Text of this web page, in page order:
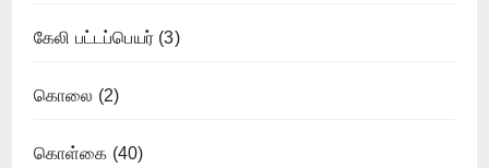
கேலி பட்டப்பெயர் (3)
கொலை (2)
கொள்கை (40)